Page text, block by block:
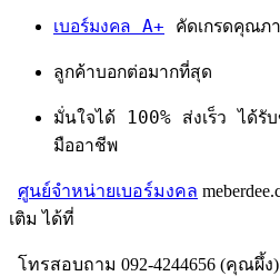
เบอร์มงคล A+ คัดเกรดคุณภ
ลูกค้าบอกต่อมากที่สุด
มั่นใจได้ 100% ส่งเร็ว ได้รั
มืออาชีพ
ศูนย์จำหน่ายเบอร์มงคล
เติม ได้ที่
โทรสอบถาม 092-4244656 (คุณผึ้ง)